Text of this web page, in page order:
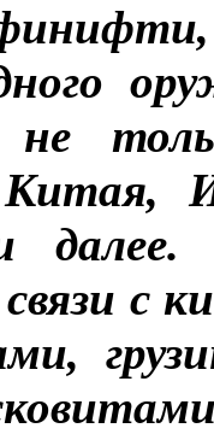
не
связи с